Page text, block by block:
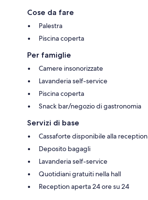
Cose da fare
Palestra
Piscina coperta
Per famiglie
Camere insonorizzate
Lavanderia self-service
Piscina coperta
Snack bar/negozio di gastronomia
Servizi di base
Cassaforte disponibile alla reception
Deposito bagagli
Lavanderia self-service
Quotidiani gratuiti nella hall
Reception aperta 24 ore su 24